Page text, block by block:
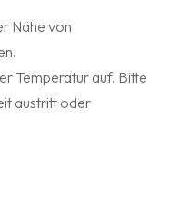
Nähe von
Temperatur auf. Bitte
austritt oder